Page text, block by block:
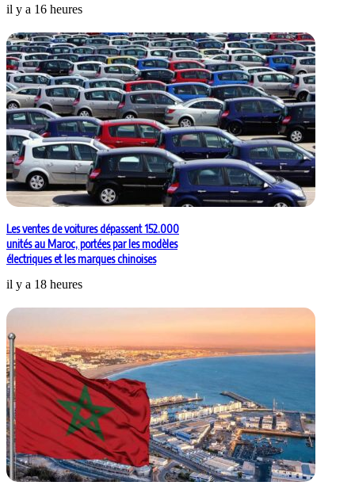
il y a 16 heures
Les ventes de voitures dépassent 152.000
unités au Maroc, portées par les modèles
électriques et les marques chinoises
il y a 18 heures